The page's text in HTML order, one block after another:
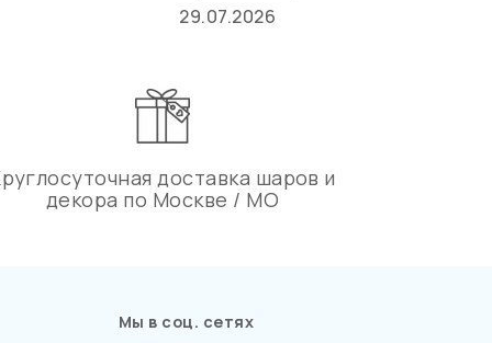
29.07.2026
доставка шаров и
декора по Москве / МО
Мы в соц. сетях